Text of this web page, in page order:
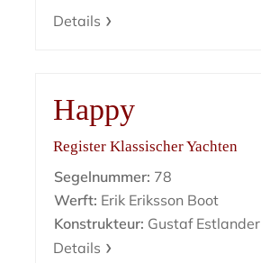
Details
Happy
Register Klassischer Yachten
Segelnummer: 78
Werft: Erik Eriksson Boot
Konstrukteur: Gustaf Estlander
Details